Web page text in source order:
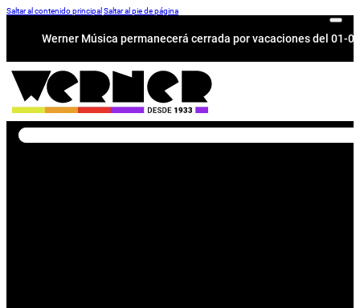
Saltar al contenido principal Saltar al pie de página
Werner Música permanecerá cerrada por vacaciones del 01-
Buscar